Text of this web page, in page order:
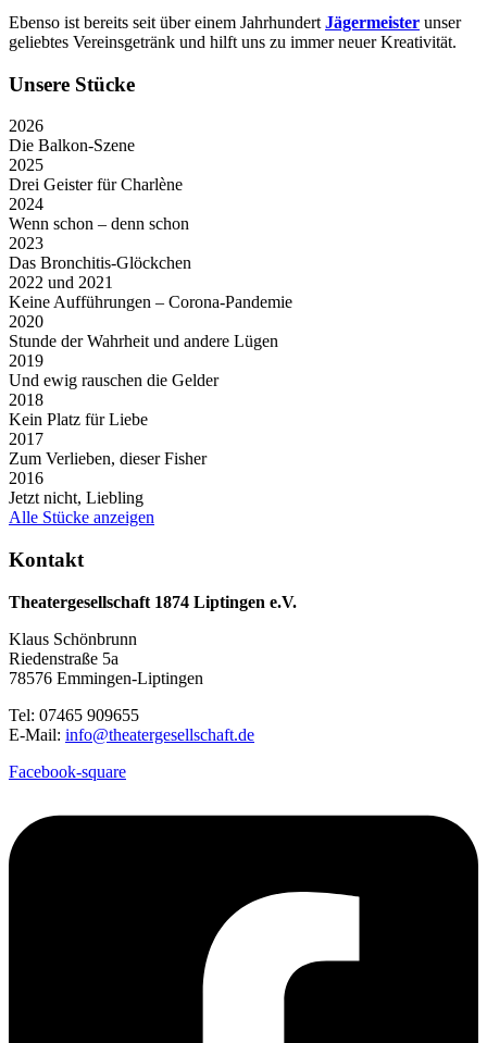
Ebenso ist bereits seit über einem Jahrhundert Jägermeister unser
geliebtes Vereinsgetränk und hilft uns zu immer neuer Kreativität.
Unsere Stücke
2026
Die Balkon-Szene
2025
Drei Geister für Charlène
2024
Wenn schon – denn schon
2023
Das Bronchitis-Glöckchen
2022 und 2021
Keine Aufführungen – Corona-Pandemie
2020
Stunde der Wahrheit und andere Lügen
2019
Und ewig rauschen die Gelder
2018
Kein Platz für Liebe
2017
Zum Verlieben, dieser Fisher
2016
Jetzt nicht, Liebling
Alle Stücke anzeigen
Kontakt
Theatergesellschaft 1874 Liptingen e.V.
Klaus Schönbrunn
Riedenstraße 5a
78576 Emmingen-Liptingen
Tel: 07465 909655
E-Mail: info@theatergesellschaft.de
Facebook-square